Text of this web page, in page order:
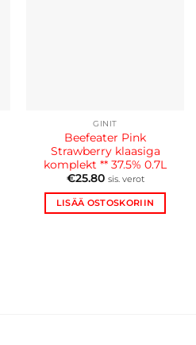
GINIT
Beefeater Pink
Strawberry klaasiga
komplekt ** 37.5% 0.7L
€25.80 sis. verot
LISÄÄ OSTOSKORIIN